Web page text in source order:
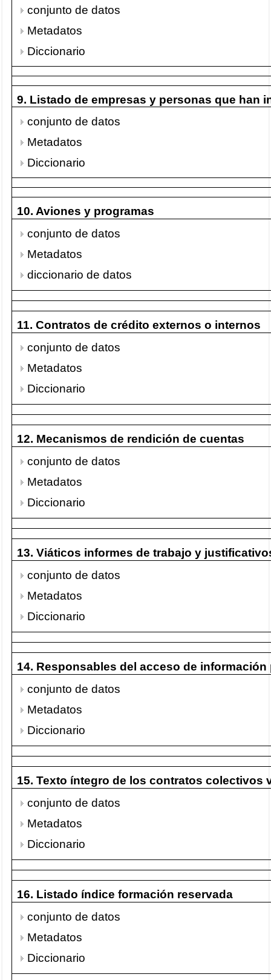
conjunto de datos
Metadatos
Diccionario
9. Listado de empresas y personas que han
conjunto de datos
Metadatos
Diccionario
10. Aviones y programas
conjunto de datos
Metadatos
diccionario de datos
11. Contratos de crédito externos o internos
conjunto de datos
Metadatos
Diccionario
12. Mecanismos de rendición de cuentas
conjunto de datos
Metadatos
Diccionario
13. Viáticos informes de trabajo y
conjunto de datos
Metadatos
Diccionario
14. Responsables del acceso de información
conjunto de datos
Metadatos
Diccionario
15. Texto íntegro de los contratos colectivos
conjunto de datos
Metadatos
Diccionario
16. Listado índice formación reservada
conjunto de datos
Metadatos
Diccionario